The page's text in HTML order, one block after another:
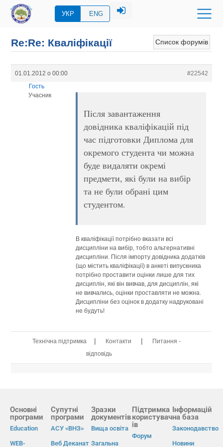
УКР ENG
Список форумів
Re:Re: Кваліфікації
01.01.2012 о 00:00
#22542
Гость
Учасник
Після завантаження
довідника кваліфікацій під
час підготовки Диплома для
окремого студента чи можна
буде видаляти окремі
предмети, які були на вибір
та не були обрані цим
студентом.
В кваліфікації потрібно вказати всі
дисципліни на вибір, тобто альтернативні
дисципліни. Після імпорту довідника додатків
(що містить кваліфікації) в анкеті випускника
потрібно проставити оцінки лише для тих
дисциплін, які він вивчав, для дисциплін, які
не вивчались, оцінки проставляти не можна.
Дисципліни без оцінок в додатку надруковані
не будуть!
Технічна підтримка | Контакти |
Питання -
відповідь
Основні
програми
Education
WEB-
Супутні
програми
АСУ «ВНЗ»
Веб Деканат
Зразки
документів
Вища освіта
Загальна
Підтримка
користувач
ів
Форум
Інформацій
на база
Законодавство
Новини